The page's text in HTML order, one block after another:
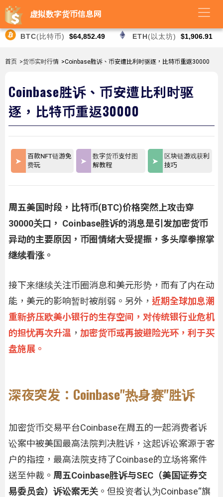
虚拟数字货币信息网
BTC(比特币) $64,852.49 ETH(以太坊) $1,906.91
首页 >货币实时行情 >Coinbase胜诉、币安遭比利时驱逐，比特币重返30000
Coinbase胜诉、币安遭比利时驱
逐，比特币重返30000
百款NFT链游免
费玩
数字货币支付图
解教程
区块链游戏获利
技巧
周五美国时段，比特币(BTC)价格突然上攻击穿
30000关口， Coinbase胜诉的消息是引发加密货币
异动的主要原因，币圈情绪大受提振，多头摩拳擦掌
继续看涨。
接下来继续关注币圈消息和美元形势，而有了内在动
能，美元的影响暂时被削弱。另外， 近期全球加息潮
重新挤压欧美小银行的生存空间，对传统银行业危机
的担忧再次升温 ， 加密货币或再披避险光环，利于买
盘施展。
深夜突发：Coinbase"热身赛"胜诉
加密货币交易平台Coinbase在周五的一起消费者诉
讼案中被美国最高法院判决胜诉，这起诉讼案源于客
户的指控，最高法院支持了Coinbase的立场将案件
送至仲裁。 周五Coinbase胜诉与SEC（美国证券交
易委员会）诉讼案无关。但投资者认为Coinbase“旗